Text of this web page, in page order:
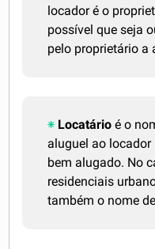
locador é o
possível que seja
pelo proprietário a
Locatário é o
aluguel ao
bem alugado. No
residenciais
também o nome